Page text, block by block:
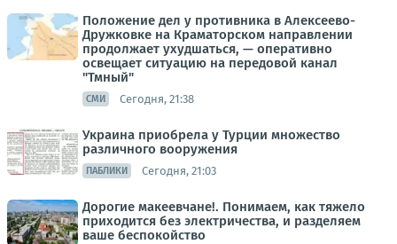
Положение дел у противника в Алексеево-
Дружковке на Краматорском направлении
продолжает ухудшаться, — оперативно
освещает ситуацию на передовой канал
"Тмный"
СМИ Сегодня, 21:38
Украина приобрела у Турции множество
различного вооружения
ПАБЛИКИ Сегодня, 21:03
Дорогие макеевчане!. Понимаем, как тяжело
приходится без электричества, и разделяем
ваше беспокойство